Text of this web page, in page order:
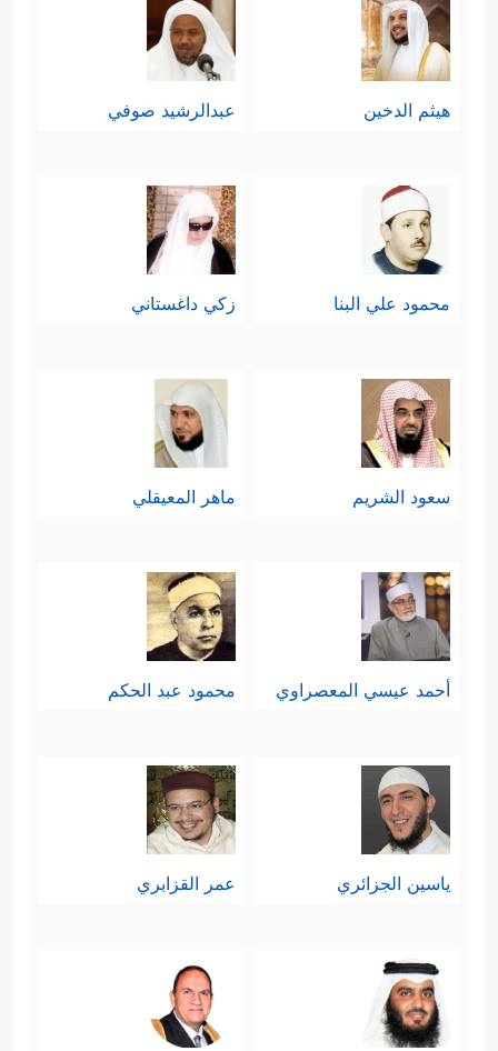
هيثم الدخين عبدالرشيد صوفي
محمود علي البنا زكي داغستاني
سعود الشريم ماهر المعيقلي
أحمد عيسي المعصراوي محمود عبد الحكم
ياسين الجزائري عمر القزابري